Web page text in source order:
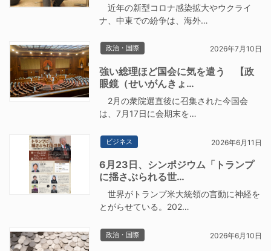
近年の新型コロナ感染拡大やウクライ
ナ、中東での紛争は、海外…
政治・国際 2026年7月10日
強い総理ほど国会に気を遣う 【政
眼鏡（せいがんきょ…
2月の衆院選直後に召集された今国会
は、7月17日に会期末を…
ビジネス 2026年6月11日
6月23日、シンポジウム「トランプ
に揺さぶられる世…
世界がトランプ米大統領の言動に神経を
とがらせている。202…
政治・国際 2026年6月10日